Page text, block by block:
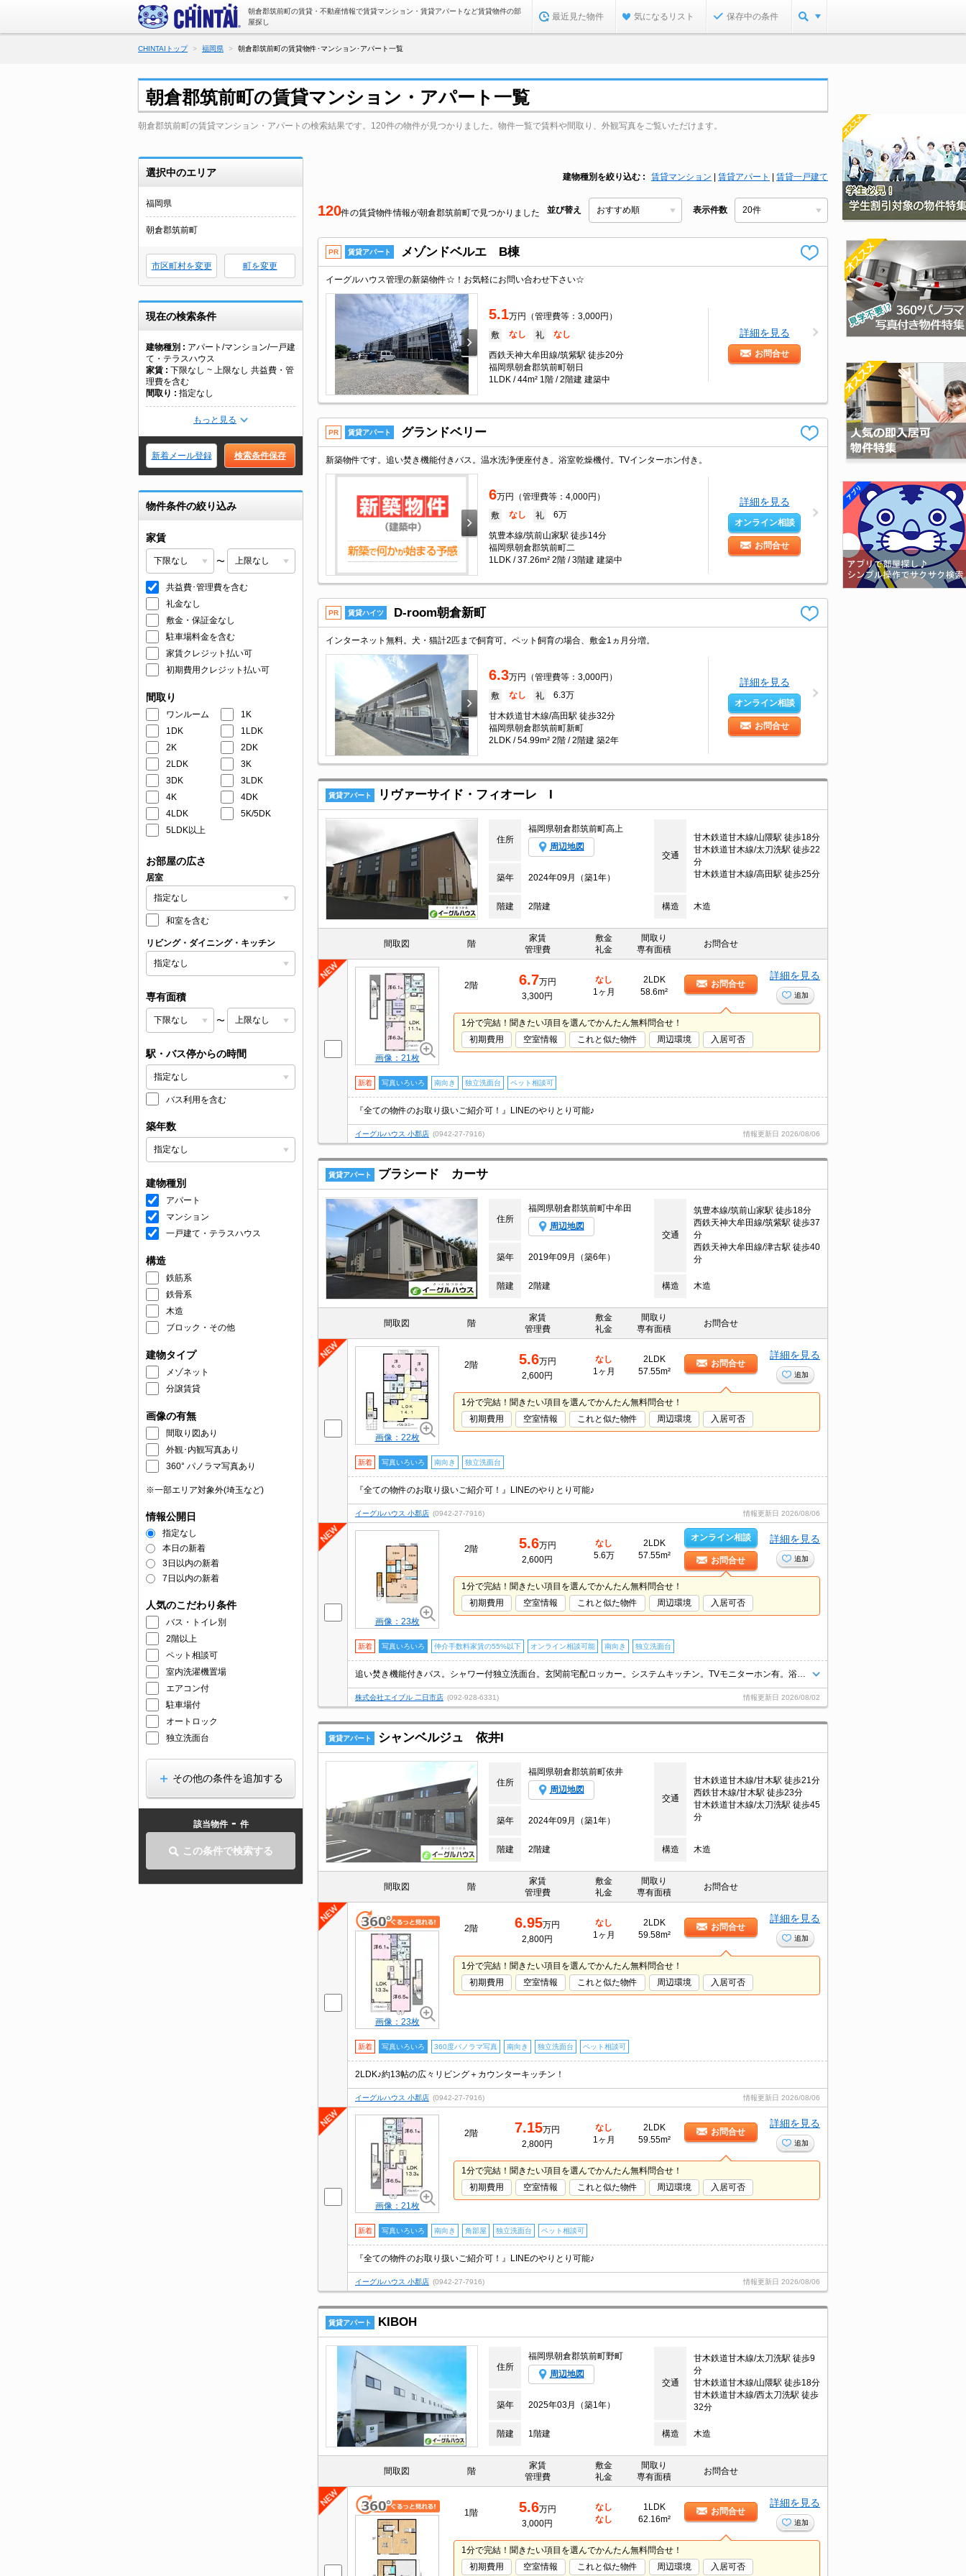
朝倉郡筑前町の賃貸・不動産情報で賃貸マンション・賃貸アパートなど賃貸物件の部
屋探し
最近見た物件 気になるリスト 保存中の条件
CHINTAIトップ 福岡県 朝倉郡筑前町の賃貸物件･マンション･アパート一覧
朝倉郡筑前町の賃貸マンション・アパート一覧
朝倉郡筑前町の賃貸マンション・アパートの検索結果です。120件の物件が見つかりました。物件一覧で賃料や間取り、外観写真をご覧いただけます。
選択中のエリア
福岡県
朝倉郡筑前町
市区町村を変更 町を変更
現在の検索条件
建物種別
アパート/マンション/一戸建
て・テラスハウス
家賃
下限なし ~ 上限なし 共益費・管
理費を含む
間取り
指定なし
もっと見る
新着メール登録 検索条件保存
物件条件の絞り込み
家賃
〜
共益費･管理費を含む
礼金なし
敷金・保証金なし
駐車場料金を含む
家賃クレジット払い可
初期費用クレジット払い可
間取り
ワンルーム
1K
1DK
1LDK
2K
2DK
2LDK
3K
3DK
3LDK
4K
4DK
4LDK
5K/5DK
5LDK以上
お部屋の広さ
居室
和室を含む
リビング・ダイニング・キッチン
専有面積
〜
駅・バス停からの時間
バス利用を含む
築年数
建物種別
アパート
マンション
一戸建て・テラスハウス
構造
鉄筋系
鉄骨系
木造
ブロック・その他
建物タイプ
メゾネット
分譲賃貸
画像の有無
間取り図あり
外観･内観写真あり
360° パノラマ写真あり
※一部エリア対象外(埼玉など)
情報公開日
指定なし
本日の新着
3日以内の新着
7日以内の新着
人気のこだわり条件
バス・トイレ別
2階以上
ペット相談可
室内洗濯機置場
エアコン付
駐車場付
オートロック
独立洗面台
その他の条件を追加する
該当物件 - 件
この条件で検索する
建物種別を絞り込む 賃貸マンション 賃貸アパート 賃貸一戸建て
120件の賃貸物件情報が朝倉郡筑前町で見つかりました 並び替え 表示件数
PR 賃貸アパート メゾンドベルエ B棟
イーグルハウス管理の新築物件☆！お気軽にお問い合わせ下さい☆
5.1万円（管理費等：3,000円）
敷 なし 礼 なし
西鉄天神大牟田線/筑紫駅 徒歩20分
福岡県朝倉郡筑前町朝日
1LDK / 44m² 1階 / 2階建 建築中
詳細を見る
お問合せ
PR 賃貸アパート グランドベリー
新築物件です。追い焚き機能付きバス。温水洗浄便座付き。浴室乾燥機付。TVインターホン付き。
6万円（管理費等：4,000円）
敷 なし 礼 6万
筑豊本線/筑前山家駅 徒歩14分
福岡県朝倉郡筑前町二
1LDK / 37.26m² 2階 / 3階建 建築中
詳細を見る
オンライン相談
お問合せ
PR 賃貸ハイツ D-room朝倉新町
インターネット無料。犬・猫計2匹まで飼育可。ペット飼育の場合、敷金1ヵ月分増。
6.3万円（管理費等：3,000円）
敷 なし 礼 6.3万
甘木鉄道甘木線/高田駅 徒歩32分
福岡県朝倉郡筑前町新町
2LDK / 54.99m² 2階 / 2階建 築2年
詳細を見る
オンライン相談
お問合せ
賃貸アパート リヴァーサイド・フィオーレ I
住所
福岡県朝倉郡筑前町高上
周辺地図
交通
甘木鉄道甘木線/山隈駅 徒歩18分
甘木鉄道甘木線/太刀洗駅 徒歩22
分
甘木鉄道甘木線/高田駅 徒歩25分
築年 2024年09月（築1年）
階建 2階建 構造 木造
間取図 階
家賃
管理費
敷金
礼金
間取り
専有面積
お問合せ
画像：21枚
2階 6.7万円
3,300円
なし
1ヶ月
2LDK
58.6m²
お問合せ
詳細を見る
追加
1分で完結！聞きたい項目を選んでかんたん無料問合せ！
初期費用
空室情報 これと似た物件 周辺環境 入居可否
新着 写真いろいろ 南向き 独立洗面台 ペット相談可
『全ての物件のお取り扱いご紹介可！』LINEのやりとり可能♪
イーグルハウス 小郡店 (0942-27-7916) 情報更新日 2026/08/06
賃貸アパート プラシード カーサ
住所
福岡県朝倉郡筑前町中牟田
周辺地図
交通
筑豊本線/筑前山家駅 徒歩18分
西鉄天神大牟田線/筑紫駅 徒歩37
分
西鉄天神大牟田線/津古駅 徒歩40
分
築年 2019年09月（築6年）
階建 2階建 構造 木造
間取図 階
家賃
管理費
敷金
礼金
間取り
専有面積
お問合せ
画像：22枚
2階 5.6万円
2,600円
なし
1ヶ月
2LDK
57.55m²
お問合せ
詳細を見る
追加
1分で完結！聞きたい項目を選んでかんたん無料問合せ！
初期費用
空室情報 これと似た物件 周辺環境 入居可否
新着 写真いろいろ 南向き 独立洗面台
『全ての物件のお取り扱いご紹介可！』LINEのやりとり可能♪
イーグルハウス 小郡店 (0942-27-7916) 情報更新日 2026/08/06
画像：23枚
2階 5.6万円
2,600円
なし
5.6万
2LDK
57.55m²
オンライン相談
お問合せ
詳細を見る
追加
1分で完結！聞きたい項目を選んでかんたん無料問合せ！
初期費用
空室情報 これと似た物件 周辺環境 入居可否
新着 写真いろいろ 仲介手数料家賃の55%以下 オンライン相談可能 南向き 独立洗面台
株式会社エイブル 二日市店 (092-928-6331) 情報更新日 2026/08/02
賃貸アパート シャンベルジュ 依井I
住所
福岡県朝倉郡筑前町依井
周辺地図
交通
甘木鉄道甘木線/甘木駅 徒歩21分
西鉄甘木線/甘木駅 徒歩23分
甘木鉄道甘木線/太刀洗駅 徒歩45
分
築年 2024年09月（築1年）
階建 2階建 構造 木造
間取図 階
家賃
管理費
敷金
礼金
間取り
専有面積
お問合せ
画像：23枚
2階 6.95万円
2,800円
なし
1ヶ月
2LDK
59.58m²
お問合せ
詳細を見る
追加
1分で完結！聞きたい項目を選んでかんたん無料問合せ！
初期費用
空室情報 これと似た物件 周辺環境 入居可否
新着 写真いろいろ 360度パノラマ写真 南向き 独立洗面台 ペット相談可
2LDK♪約13帖の広々リビング＋カウンターキッチン！
イーグルハウス 小郡店 (0942-27-7916) 情報更新日 2026/08/06
画像：21枚
2階 7.15万円
2,800円
なし
1ヶ月
2LDK
59.55m²
お問合せ
詳細を見る
追加
1分で完結！聞きたい項目を選んでかんたん無料問合せ！
初期費用
空室情報 これと似た物件 周辺環境 入居可否
新着 写真いろいろ 南向き 角部屋 独立洗面台 ペット相談可
『全ての物件のお取り扱いご紹介可！』LINEのやりとり可能♪
イーグルハウス 小郡店 (0942-27-7916) 情報更新日 2026/08/06
賃貸アパート KIBOH
住所
福岡県朝倉郡筑前町野町
周辺地図
交通
甘木鉄道甘木線/太刀洗駅 徒歩9
分
甘木鉄道甘木線/山隈駅 徒歩18分
甘木鉄道甘木線/西太刀洗駅 徒歩
32分
築年 2025年03月（築1年）
階建 1階建 構造 木造
間取図 階
家賃
管理費
敷金
礼金
間取り
専有面積
お問合せ
1階 5.6万円
3,000円
なし
なし
1LDK
62.16m²
お問合せ
詳細を見る
追加
1分で完結！聞きたい項目を選んでかんたん無料問合せ！
初期費用
空室情報 これと似た物件 周辺環境 入居可否